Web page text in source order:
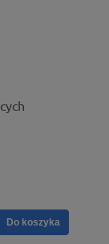
Do koszyka